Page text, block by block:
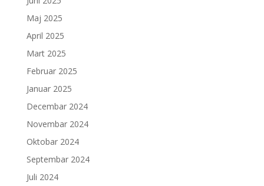
Maj 2025
April 2025
Mart 2025
Februar 2025
Januar 2025
Decembar 2024
Novembar 2024
Oktobar 2024
Septembar 2024
Juli 2024